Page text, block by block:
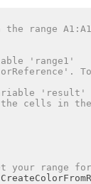
your range